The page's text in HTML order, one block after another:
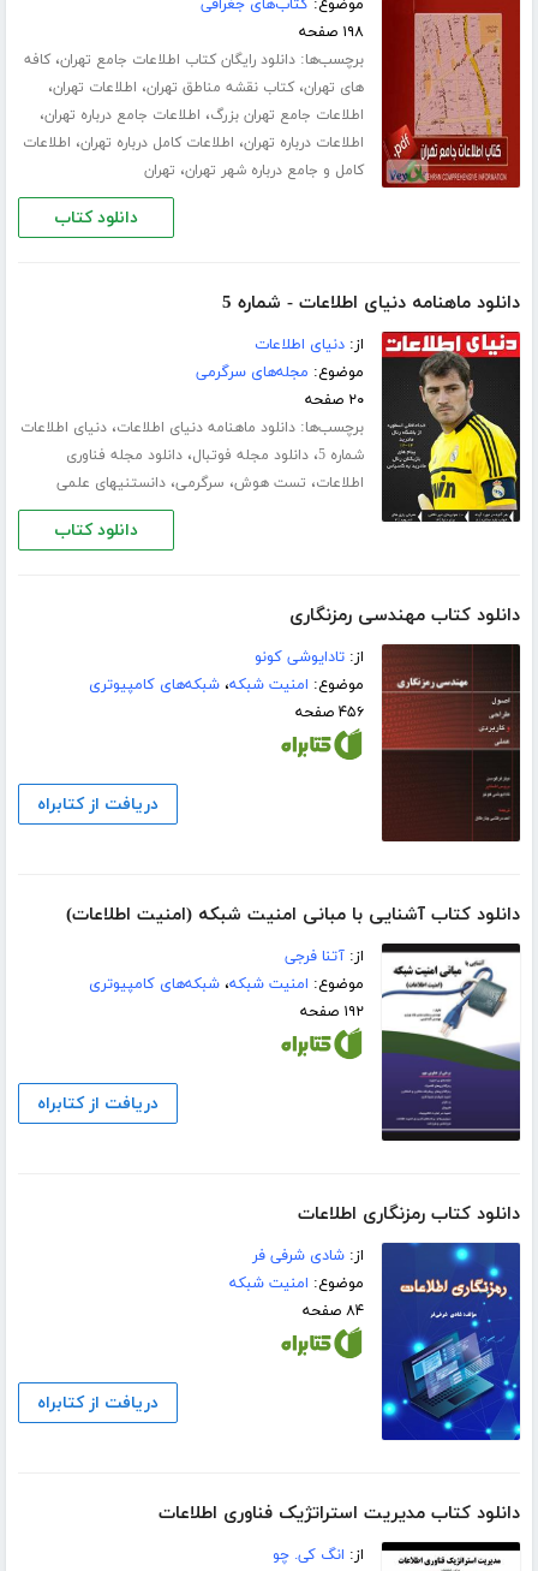
موضوع: کتاب‌های جغرافی
۱۹۸ صفحه
برچسب‌ها:دانلود رایگان کتاب اطلاعات جامع تهران،کافه
های تهران،کتاب نقشه مناطق تهران، اطلاعات تهران،
اطلاعات جامع تهران بزرگ، اطلاعات جامع درباره تهران،
اطلاعات درباره تهران، اطلاعات کامل درباره تهران، اطلاعات
کامل و جامع درباره شهر تهران، تهران
دانلود کتاب
دانلود ماهنامه دنیای اطلاعات - شماره 5
از:دنیای اطلاعات
موضوع: مجله‌های سرگرمی
۲۰ صفحه
برچسب‌ها:دانلود ماهنامه دنیای اطلاعات،دنیای اطلاعات
شماره 5 ،دانلود مجله فوتبال،دانلود مجله فناوری
اطلاعات، تست هوش، سرگرمی،دانستنیهای علمی
دانلود کتاب
دانلود کتاب مهندسی رمزنگاری
از:تادایوشی کونو
موضوع: امنیت شبکه،شبکه‌های کامپیوتری
۴۵۶ صفحه
دریافت از کتابراه
دانلود کتاب آشنایی با مبانی امنیت شبکه (امنیت اطلاعات)
از:آتنا فرجی
موضوع: امنیت شبکه،شبکه‌های کامپیوتری
۱۹۲ صفحه
دریافت از کتابراه
دانلود کتاب رمزنگاری اطلاعات
از:شادی شرفی فر
موضوع: امنیت شبکه
۸۴ صفحه
دریافت از کتابراه
دانلود کتاب مدیریت استراتژیک فناوری اطلاعات
از: انگ کی. چو